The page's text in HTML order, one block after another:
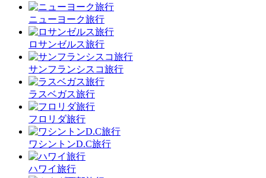
ニューヨーク旅行
ロサンゼルス旅行
サンフランシスコ旅行
ラスベガス旅行
フロリダ旅行
ワシントンD.C旅行
ハワイ旅行